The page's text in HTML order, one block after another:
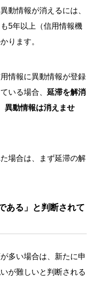
異動情報が消えるには、
5年以上（信用情報機
ります。
情報に異動情報が登録
いる場合、 延滞を解消
異動情報は消えませ
場合は、まず延滞の解
ある」と判断されて
多い場合は、新たに申
が難しいと判断される